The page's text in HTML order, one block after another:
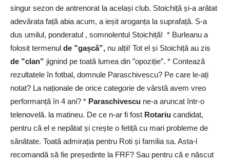
singur sezon de antrenorat la același club. Stoichiță și-a arătat
adevărata față abia acum, a ieșit aroganța la suprafață. S-a
dus umilul, ponderatul , somnolentul Stoichiță! * Burleanu a
folosit termenul de ”gașcă”, nu alții! Tot el și Stoichiță au zis
de ”clan” jignind pe toată lumea din ”opoziție”. * Contează
rezultatele în fotbal, domnule Paraschivescu? Pe care le-ați
notat? La naționale de orice categorie de vârstă avem vreo
performanță în 4 ani? * Paraschivescu ne-a aruncat într-o
telenovelă. la matineu. De ce n-ar fi fost Rotariu candidat,
pentru că el e nepătat și crește o fetiță cu mari probleme de
sănătate. Toată admirația pentru Roti și familia sa. Asta-l
recomandă să fie președinte la FRF? Sau pentru că e născut